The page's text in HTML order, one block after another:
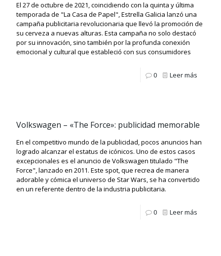
El 27 de octubre de 2021, coincidiendo con la quinta y última
temporada de "La Casa de Papel", Estrella Galicia lanzó una
campaña publicitaria revolucionaria que llevó la promoción de
su cerveza a nuevas alturas. Esta campaña no solo destacó
por su innovación, sino también por la profunda conexión
emocional y cultural que estableció con sus consumidores
0 Leer más
Volkswagen – «The Force»: publicidad memorable
En el competitivo mundo de la publicidad, pocos anuncios han
logrado alcanzar el estatus de icónicos. Uno de estos casos
excepcionales es el anuncio de Volkswagen titulado "The
Force", lanzado en 2011. Este spot, que recrea de manera
adorable y cómica el universo de Star Wars, se ha convertido
en un referente dentro de la industria publicitaria.
0 Leer más